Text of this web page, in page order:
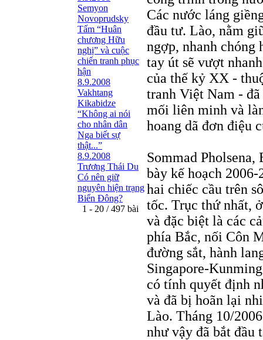
Semyon
Novoprudsky
Tấm “Huân
chương Hữu
nghị” và cuộc
chiến tranh phục
hận
8.9.2008
Vakhtang
Kikabidze
“Không ai nói
cho nhân dân
Nga biết sự
thật...”
8.9.2008
Trương Thái Du
Có nên giữ
nguyên hiện trạng
Biển Đông?
1 - 20 / 497 bài
Các nước láng
đầu tư. Lào, nằm
ngợp, nhanh
tay út sẽ vượt
của thế kỷ XX -
tranh Việt Nam - đã
mối liên minh và
hoang dã đơn điệu
Sommad
bày kế hoạch
hai chiếc cầu trên
tốc. Trục thứ nhất,
và đặc biệt là các
phía Bắc, nối Côn
đường sắt, hành
Singapore-
có tính quyết định
và đã bị hoãn lại
Lào. Tháng 10/
như vậy đã bắt đầu